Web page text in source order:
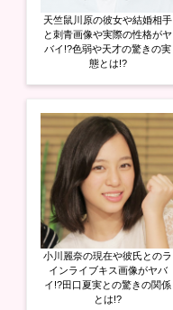
ウ
で
開
き
ま
い
(
新
し
い
ウ
ン
ウ
で
き
ま
す
)
ウ
で
開
き
ま
天竺鼠川原の彼女や結婚相手
と刺青画像や実際の性格がヤ
バイ!?色弱や天才の驚きの実
態とは!?
小川麗奈の現在や彼氏とのラ
インライブキス画像がヤバ
イ!?田口夏実との驚きの関係
とは!?